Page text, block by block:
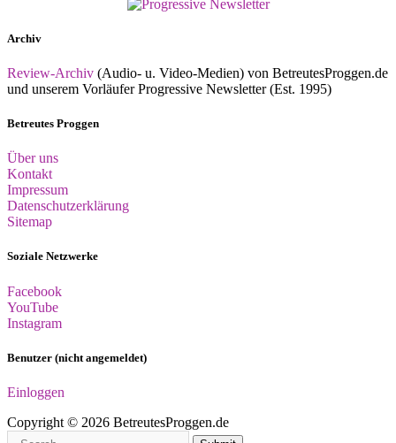
Archiv
Review-Archiv (Audio- u. Video-Medien) von BetreutesProggen.de
und unserem Vorläufer Progressive Newsletter (Est. 1995)
Betreutes Proggen
Über uns
Kontakt
Impressum
Datenschutzerklärung
Sitemap
Soziale Netzwerke
Facebook
YouTube
Instagram
Benutzer (nicht angemeldet)
Einloggen
Copyright © 2026 BetreutesProggen.de